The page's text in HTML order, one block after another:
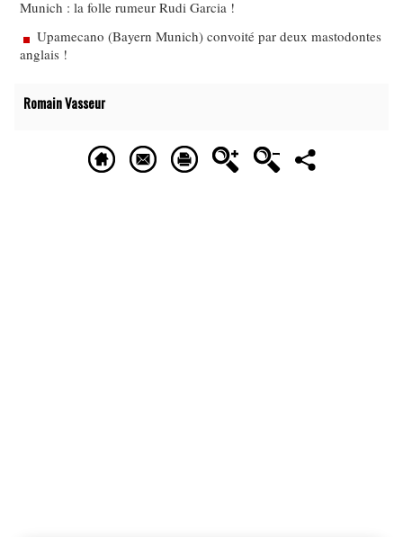
Munich : la folle rumeur Rudi Garcia !
Upamecano (Bayern Munich) convoité par deux mastodontes
anglais !
Romain Vasseur